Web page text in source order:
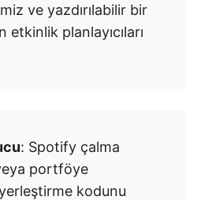
ve yazdırılabilir bir
planlayıcıları
: Spotify çalma
portföye
kodunu